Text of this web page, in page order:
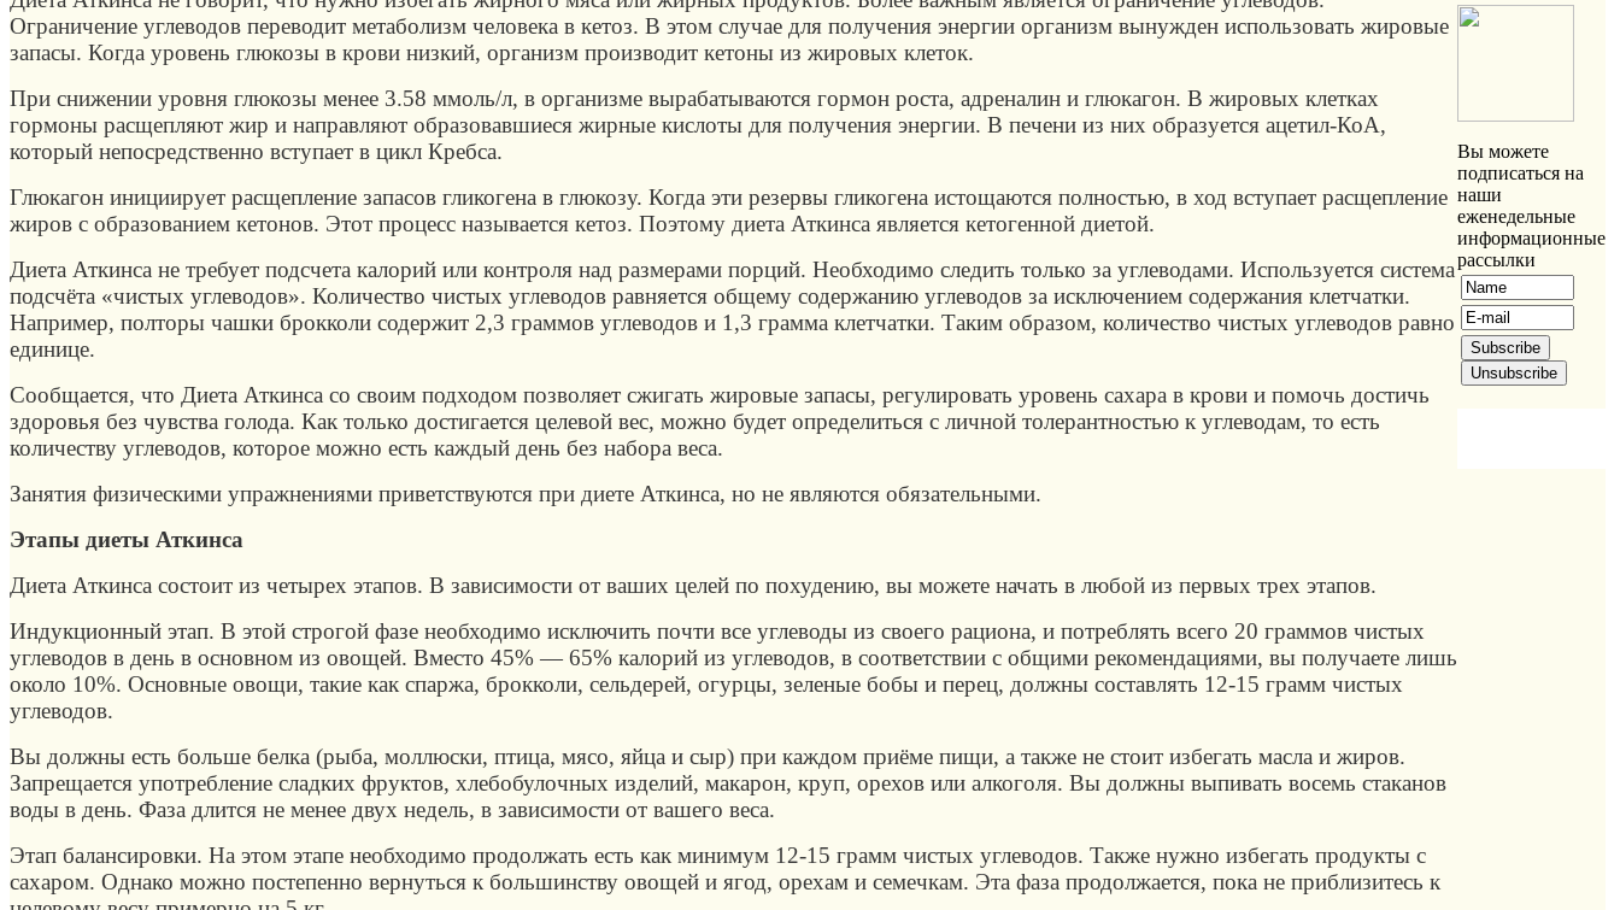
Ограничение углеводов переводит метаболизм человека в кетоз. В этом случае для получения энергии организм вынужден использовать жировые
запасы. Когда уровень глюкозы в крови низкий, организм производит кетоны из жировых клеток.
При снижении уровня глюкозы менее 3.58 ммоль/л, в организме вырабатываются гормон роста, адреналин и глюкагон. В жировых клетках
гормоны расщепляют жир и направляют образовавшиеся жирные кислоты для получения энергии. В печени из них образуется ацетил-КоА,
который непосредственно вступает в цикл Кребса.
Глюкагон инициирует расщепление запасов гликогена в глюкозу. Когда эти резервы гликогена истощаются полностью, в ход вступает расщепление
жиров с образованием кетонов. Этот процесс называется кетоз. Поэтому диета Аткинса является кетогенной диетой.
Диета Аткинса не требует подсчета калорий или контроля над размерами порций. Необходимо следить только за углеводами. Используется система
подсчёта «чистых углеводов». Количество чистых углеводов равняется общему содержанию углеводов за исключением содержания клетчатки.
Например, полторы чашки брокколи содержит 2,3 граммов углеводов и 1,3 грамма клетчатки. Таким образом, количество чистых углеводов равно
единице.
Сообщается, что Диета Аткинса со своим подходом позволяет сжигать жировые запасы, регулировать уровень сахара в крови и помочь достичь
здоровья без чувства голода. Как только достигается целевой вес, можно будет определиться с личной толерантностью к углеводам, то есть
количеству углеводов, которое можно есть каждый день без набора веса.
Занятия физическими упражнениями приветствуются при диете Аткинса, но не являются обязательными.
Этапы диеты Аткинса
Диета Аткинса состоит из четырех этапов. В зависимости от ваших целей по похудению, вы можете начать в любой из первых трех этапов.
Индукционный этап. В этой строгой фазе необходимо исключить почти все углеводы из своего рациона, и потреблять всего 20 граммов чистых
углеводов в день в основном из овощей. Вместо 45% — 65% калорий из углеводов, в соответствии с общими рекомендациями, вы получаете лишь
около 10%. Основные овощи, такие как спаржа, брокколи, сельдерей, огурцы, зеленые бобы и перец, должны составлять 12-15 грамм чистых
углеводов.
Вы должны есть больше белка (рыба, моллюски, птица, мясо, яйца и сыр) при каждом приёме пищи, а также не стоит избегать масла и жиров.
Запрещается употребление сладких фруктов, хлебобулочных изделий, макарон, круп, орехов или алкоголя. Вы должны выпивать восемь стаканов
воды в день. Фаза длится не менее двух недель, в зависимости от вашего веса.
Этап балансировки. На этом этапе необходимо продолжать есть как минимум 12-15 грамм чистых углеводов. Также нужно избегать продукты с
сахаром. Однако можно постепенно вернуться к большинству овощей и ягод, орехам и семечкам. Эта фаза продолжается, пока не приблизитесь к
Вы можете
подписаться на
наши
еженедельные
информационные
рассылки